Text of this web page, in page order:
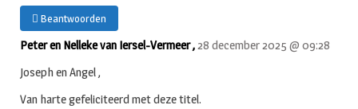
Beantwoorden
Peter en Nelleke van Iersel-Vermeer ,28 december 2025 @ 09:28
Joseph en Angel ,
Van harte gefeliciteerd met deze titel.